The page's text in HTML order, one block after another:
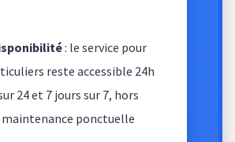
: le service pour
reste accessible 24h
24 et 7 jours sur 7, hors
maintenance ponctuelle